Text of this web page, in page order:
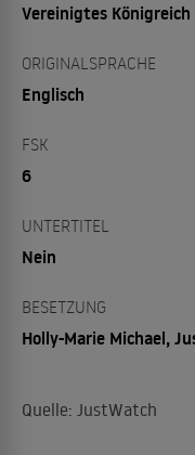
Vereinigtes
ORIGINALSPRACHE
Englisch
FSK
6
UNTERTITEL
Nein
BESETZUNG
Holly-Marie Michael,
Quelle: JustWatch